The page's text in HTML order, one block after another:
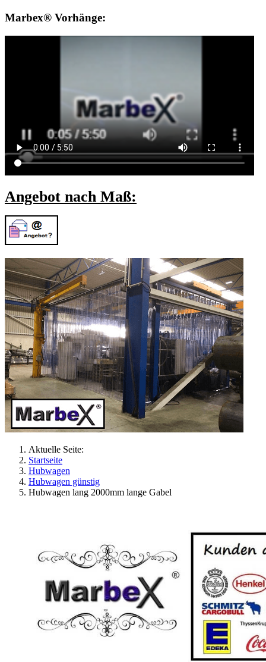
Marbex® Vorhänge:
Angebot nach Maß:
Aktuelle Seite:
Startseite
Hubwagen
Hubwagen günstig
Hubwagen lang 2000mm lange Gabel